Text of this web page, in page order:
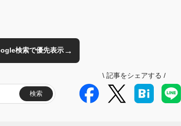
検索で優先表示→
検索
\ 記事をシェアする /